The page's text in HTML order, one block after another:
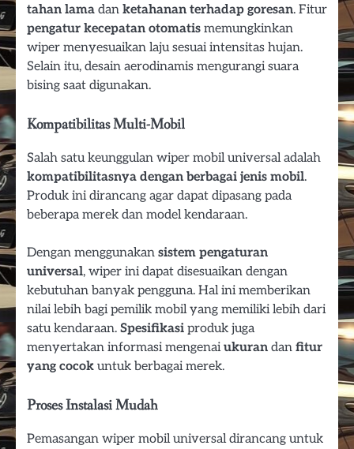
tahan lama dan ketahanan terhadap goresan. Fitur
pengatur kecepatan otomatis memungkinkan
wiper menyesuaikan laju sesuai intensitas hujan.
Selain itu, desain aerodinamis mengurangi suara
bising saat digunakan.
Kompatibilitas Multi-Mobil
Salah satu keunggulan wiper mobil universal adalah
kompatibilitasnya dengan berbagai jenis mobil.
Produk ini dirancang agar dapat dipasang pada
beberapa merek dan model kendaraan.
Dengan menggunakan sistem pengaturan
universal, wiper ini dapat disesuaikan dengan
kebutuhan banyak pengguna. Hal ini memberikan
nilai lebih bagi pemilik mobil yang memiliki lebih dari
satu kendaraan. Spesifikasi produk juga
menyertakan informasi mengenaiukuran dan fitur
yang cocok untuk berbagai merek.
Proses Instalasi Mudah
Pemasangan wiper mobil universal dirancang untuk